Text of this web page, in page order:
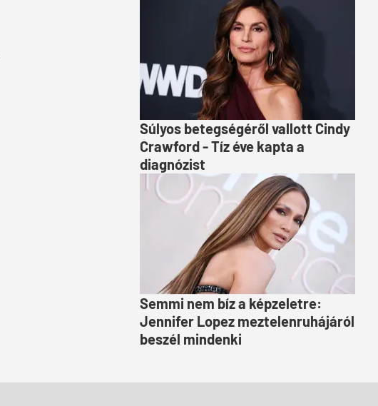
Súlyos betegségéről vallott Cindy
Crawford - Tíz éve kapta a
diagnózist
Semmi nem bíz a képzeletre:
Jennifer Lopez meztelenruhájáról
beszél mindenki